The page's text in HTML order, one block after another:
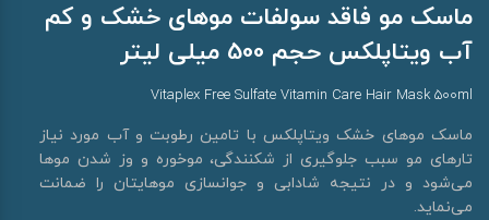
ماسک مو فاقد سولفات موهای خشک و کم
آب ویتاپلکس حجم 500 میلی لیتر
Vitaplex Free Sulfate Vitamin Care Hair Mask 500ml
ماسک موهای خشک ویتاپلکس با تامین رطوبت و آب مورد نیاز
تارهای مو سبب جلوگیری از شکنندگی، موخوره و وز شدن موها
می‌شود و در نتیجه شادابی و جوانسازی موهایتان را ضمانت
می‌نماید.